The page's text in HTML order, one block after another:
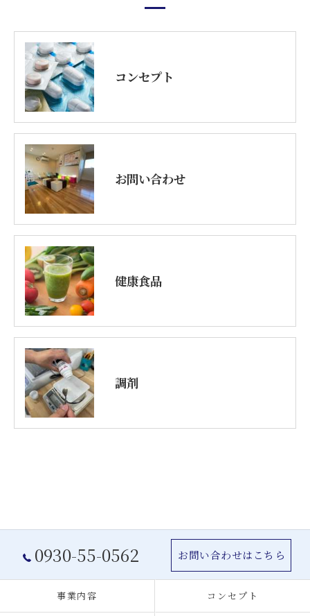
コンセプト
お問い合わせ
健康食品
調剤
0930-55-0562 お問い合わせはこちら
事業内容 コンセプト